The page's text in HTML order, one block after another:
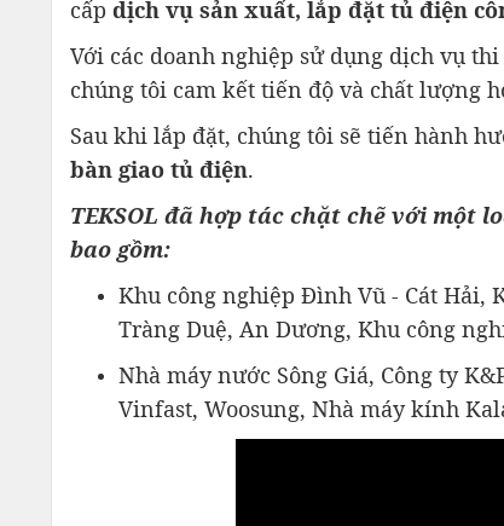
cấp dịch vụ sản xuất, lắp đặt tủ điện
Với các doanh nghiệp sử dụng dịch vụ
chúng tôi cam kết tiến độ và chất lượng
Sau khi lắp đặt, chúng tôi sẽ tiến hành
bàn giao tủ điện.
TEKSOL đã hợp tác chặt chẽ với một
bao gồm:
Khu công nghiệp Đình Vũ - Cát Hải,
Tràng Duệ, An Dương, Khu công
Nhà máy nước Sông Giá, Công ty
Vinfast, Woosung, Nhà máy kính